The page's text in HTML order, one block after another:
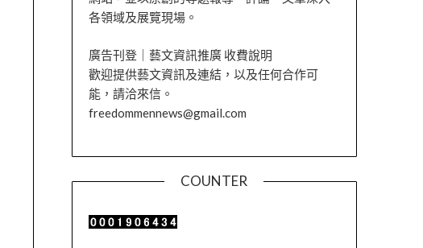
各領域及展覽現場。
廣告刊登｜藝文資訊推廣 收費說明
歡迎提供藝文資訊及連結，以及任何合作可
能，請洽來信。
freedommennews@gmail.com
COUNTER